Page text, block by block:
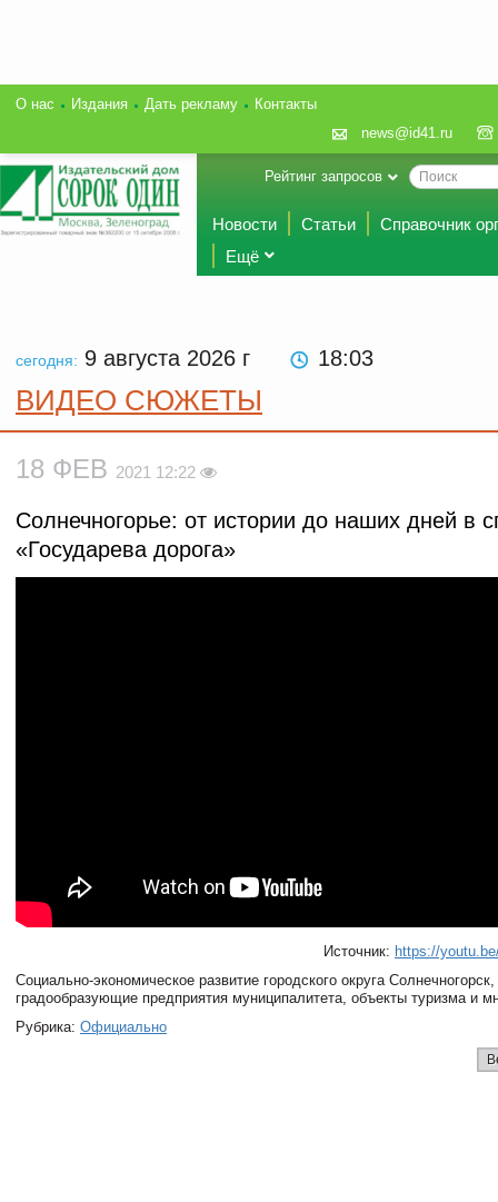
О нас Издания Дать рекламу
Контакты
news@id41.ru
Рейтинг запросов
Новости Статьи
Справочник
Ещё
сегодня: 9 августа 2026 г 18:03
ВИДЕО СЮЖЕТЫ
18 ФЕВ 2021 12:22
Солнечногорье: от истории до наших дней в
«Государева дорога»
Источник: https://
Социально-экономическое развитие городского округа
градообразующие предприятия муниципалитета, объекты туризма и
Рубрика: Официально